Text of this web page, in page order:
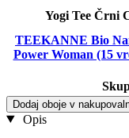
Yogi Tee Črni
TEEKANNE Bio
Power Woman (15
Dodaj oboje v
Opis